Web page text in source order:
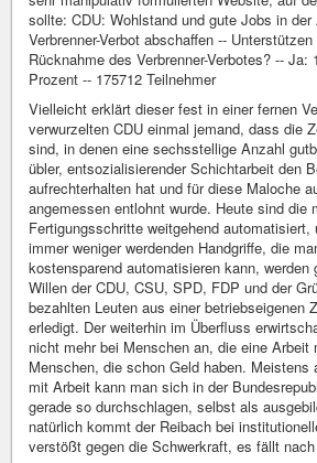
Vielleicht erklärt dieser fest in einer fernen
verwurzelten CDU einmal jemand, dass die
sind, in denen eine sechsstellige Anzahl
übler, entsozialisierender Schichtarbeit den
aufrechterhalten hat und für diese Maloche
angemessen entlohnt wurde. Heute sind die
Fertigungsschritte weitgehend automatisiert,
immer weniger werdenden Handgriffe, die
kostensparend automatisieren kann,
Willen der CDU, CSU, SPD, FDP und der
bezahlten Leuten aus einer betriebseigenen
erledigt. Der weiterhin im Überfluss
nicht mehr bei Menschen an, die eine Arbeit
Menschen, die schon Geld haben. Meistens
mit Arbeit kann man sich in der
gerade so durchschlagen, selbst als
natürlich kommt der Reibach bei
verstößt gegen die Schwerkraft, es fällt